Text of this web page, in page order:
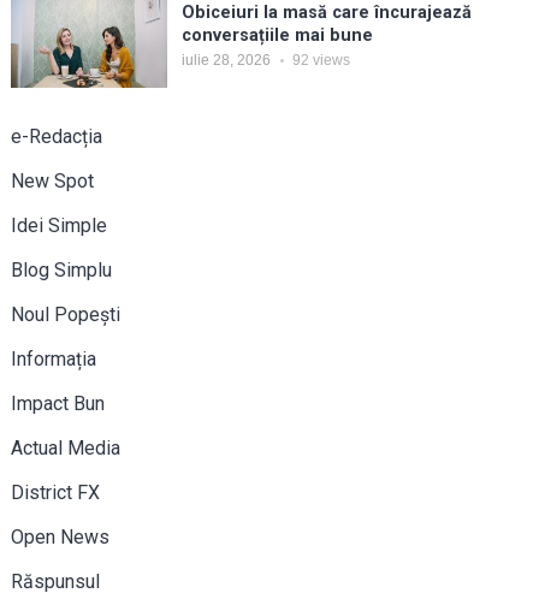
Obiceiuri la masă care încurajează
conversațiile mai bune
iulie 28, 2026 92 views
e-Redacția
New Spot
Idei Simple
Blog Simplu
Noul Popești
Informația
Impact Bun
Actual Media
District FX
Open News
Răspunsul